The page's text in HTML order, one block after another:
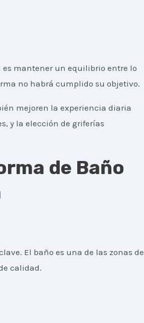
es mantener un equilibrio entre lo
no habrá cumplido su objetivo.
mejoren la experiencia diaria
y la elección de griferías
de Baño
El baño es una de las zonas de
calidad.